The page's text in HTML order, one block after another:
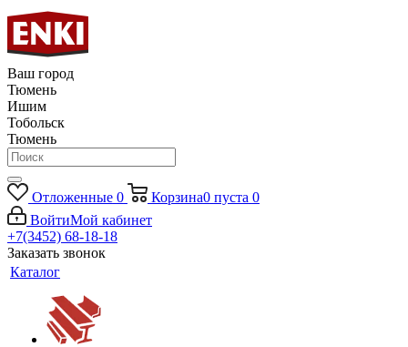
Ваш город
Тюмень
Ишим
Тобольск
Тюмень
Отложенные 0 Корзина0 пуста 0
ВойтиМой кабинет
+7(3452) 68-18-18
Заказать звонок
Каталог